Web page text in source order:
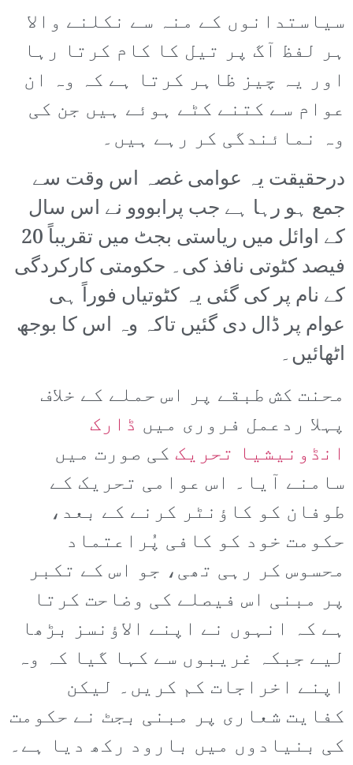
سیاستدانوں کے منہ سے نکلنے والا
ہر لفظ آگ پر تیل کا کام کرتا رہا
اور یہ چیز ظاہر کرتا ہے کہ وہ ان
عوام سے کتنے کٹے ہوئے ہیں جن کی
وہ نمائندگی کر رہے ہیں۔
درحقیقت یہ عوامی غصہ اس وقت سے
جمع ہو رہا ہے جب پرابووو نے اس سال
کے اوائل میں ریاستی بجٹ میں تقریباً 20
فیصد کٹوتی نافذ کی۔ حکومتی کارکردگی
کے نام پر کی گئی یہ کٹوتیاں فوراً ہی
عوام پر ڈال دی گئیں تاکہ وہ اس کا بوجھ
اٹھائیں۔
محنت کش طبقے پر اس حملے کے خلاف
پہلا ردعمل فروری میں ڈارک
انڈونیشیا تحریک کی صورت میں
سامنے آیا۔ اس عوامی تحریک کے
طوفان کو کاؤنٹر کرنے کے بعد،
حکومت خود کو کافی پُراعتماد
محسوس کر رہی تھی، جو اس کے تکبر
پر مبنی اس فیصلے کی وضاحت کرتا
ہے کہ انہوں نے اپنے الاؤنسز بڑھا
لیے جبکہ غریبوں سے کہا گیا کہ وہ
اپنے اخراجات کم کریں۔ لیکن
کفایت شعاری پر مبنی بجٹ نے حکومت
کی بنیادوں میں بارود رکھ دیا ہے۔